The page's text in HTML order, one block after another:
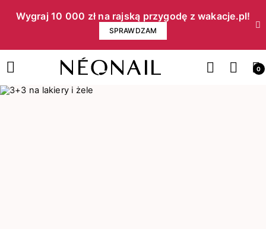
Wygraj 10 000 zł na rajską przygodę z wakacje.pl!​
SPRAWDZAM
0